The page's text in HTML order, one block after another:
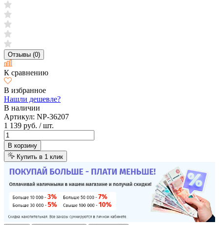
Отзывы (0)
К сравнению
В избранное
Нашли дешевле?
В наличии
Артикул: NP-36207
1 139 руб. / шт.
В корзину
Купить в 1 клик